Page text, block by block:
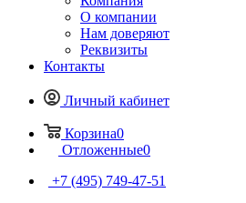
О компании
Нам доверяют
Реквизиты
Контакты
Личный кабинет
Корзина0
Отложенные0
+7 (495) 749-47-51